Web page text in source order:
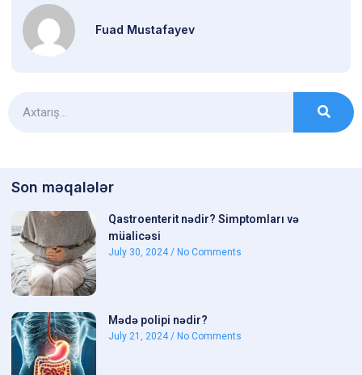
Fuad Mustafayev
Son məqalələr
Qastroenterit nədir? Simptomları və
müalicəsi
July 30, 2024 No Comments
Mədə polipi nədir?
July 21, 2024 No Comments